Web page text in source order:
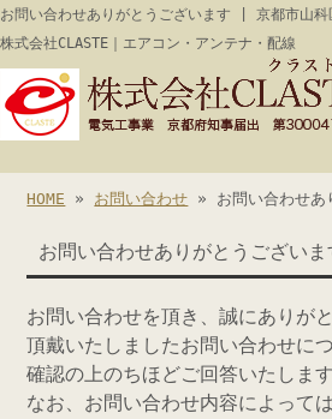
お問い合わせありがとうございます | 京都市山
株式会社CLASTE｜エアコン・アンテナ・配線
HOME » お問い合わせ » お問い合わせあ
お問い合わせありがとうございま
お問い合わせを頂き、誠にありが
頂戴いたしましたお問い合わせに
確認の上のちほどご回答いたします
なお、お問い合わせ内容によって